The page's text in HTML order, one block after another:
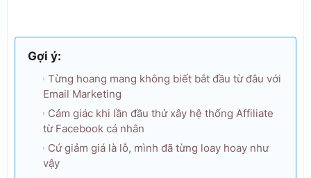
Gợi ý:
Từng hoang mang không biết bắt đầu từ đâu với
Email Marketing
Cảm giác khi lần đầu thử xây hệ thống Affiliate
từ Facebook cá nhân
Cứ giảm giá là lỗ, mình đã từng loay hoay như
vậy